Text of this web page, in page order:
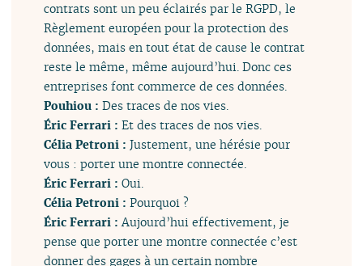
contrats sont un peu éclairés par le RGPD, le
Règlement européen pour la protection des
données, mais en tout état de cause le contrat
reste le même, même aujourd’hui. Donc ces
entreprises font commerce de ces données.
Pouhiou :Des traces de nos vies.
Éric Ferrari :Et des traces de nos vies.
Célia Petroni :Justement, une hérésie pour
vous : porter une montre connectée.
Éric Ferrari :Oui.
Célia Petroni :Pourquoi ?
Éric Ferrari :Aujourd’hui effectivement, je
pense que porter une montre connectée c’est
donner des gages à un certain nombre